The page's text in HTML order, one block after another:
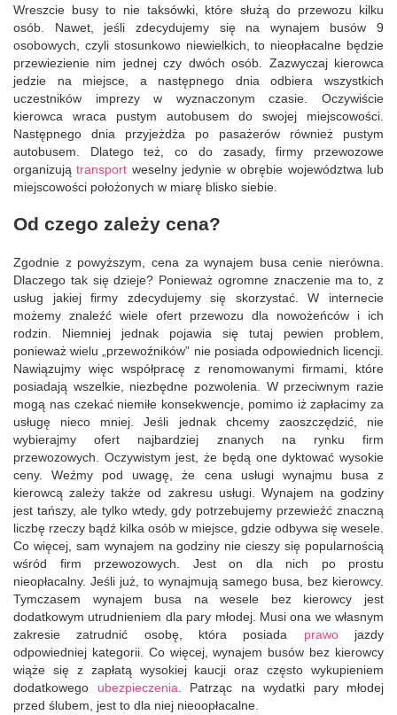
Wreszcie busy to nie taksówki, które służą do przewozu kilku
osób. Nawet, jeśli zdecydujemy się na wynajem busów 9
osobowych, czyli stosunkowo niewielkich, to nieopłacalne będzie
przewiezienie nim jednej czy dwóch osób. Zazwyczaj kierowca
jedzie na miejsce, a następnego dnia odbiera wszystkich
uczestników imprezy w wyznaczonym czasie. Oczywiście
kierowca wraca pustym autobusem do swojej miejscowości.
Następnego dnia przyjeżdża po pasażerów również pustym
autobusem. Dlatego też, co do zasady, firmy przewozowe
organizujątransport weselny jedynie w obrębie województwa lub
miejscowości położonych w miarę blisko siebie.
Od czego zależy cena?
Zgodnie z powyższym, cena za wynajem busa cenie nierówna.
Dlaczego tak się dzieje? Ponieważ ogromne znaczenie ma to, z
usług jakiej firmy zdecydujemy się skorzystać. W internecie
możemy znaleźć wiele ofert przewozu dla nowożeńców i ich
rodzin. Niemniej jednak pojawia się tutaj pewien problem,
ponieważ wielu „przewoźników” nie posiada odpowiednich licencji.
Nawiązujmy więc współpracę z renomowanymi firmami, które
posiadają wszelkie, niezbędne pozwolenia. W przeciwnym razie
mogą nas czekać niemiłe konsekwencje, pomimo iż zapłacimy za
usługę nieco mniej. Jeśli jednak chcemy zaoszczędzić, nie
wybierajmy ofert najbardziej znanych na rynku firm
przewozowych. Oczywistym jest, że będą one dyktować wysokie
ceny. Weźmy pod uwagę, że cena usługi wynajmu busa z
kierowcą zależy także od zakresu usługi. Wynajem na godziny
jest tańszy, ale tylko wtedy, gdy potrzebujemy przewieźć znaczną
liczbę rzeczy bądź kilka osób w miejsce, gdzie odbywa się wesele.
Co więcej, sam wynajem na godziny nie cieszy się popularnością
wśród firm przewozowych. Jest on dla nich po prostu
nieopłacalny. Jeśli już, to wynajmują samego busa, bez kierowcy.
Tymczasem wynajem busa na wesele bez kierowcy jest
dodatkowym utrudnieniem dla pary młodej. Musi ona we własnym
zakresie zatrudnić osobę, która posiada prawojazdy
odpowiedniej kategorii. Co więcej, wynajem busów bez kierowcy
wiąże się z zapłatą wysokiej kaucji oraz często wykupieniem
dodatkowego ubezpieczenia . Patrząc na wydatki pary młodej
przed ślubem, jest to dla niej nieoopłacalne.